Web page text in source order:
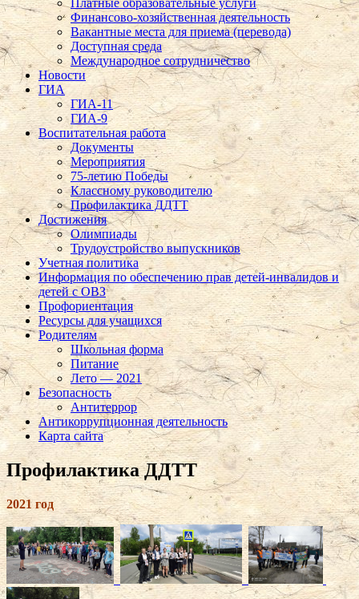
Платные образовательные услуги
Финансово-хозяйственная деятельность
Вакантные места для приема (перевода)
Доступная среда
Международное сотрудничество
Новости
ГИА
ГИА-11
ГИА-9
Воспитательная работа
Документы
Мероприятия
75-летию Победы
Классному руководителю
Профилактика ДДТТ
Достижения
Олимпиады
Трудоустройство выпускников
Учетная политика
Информация по обеспечению прав детей-инвалидов и
детей с ОВЗ
Профориентация
Ресурсы для учащихся
Родителям
Школьная форма
Питание
Лето — 2021
Безопасность
Антитеррор
Антикоррупционная деятельность
Карта сайта
Профилактика ДДТТ
2021 год